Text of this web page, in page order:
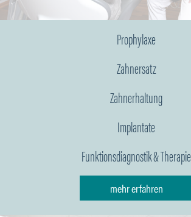
Prophylaxe
Zahnersatz
Zahnerhaltung
Implantate
Funktionsdiagnostik & Therapie
mehr erfahren